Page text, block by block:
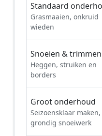
Standaard
Grasmaaien, onkruid
wieden
Snoeien & trimmen
Heggen, struiken en
borders
Groot onderhoud
Seizoensklaar maken,
grondig snoeiwerk